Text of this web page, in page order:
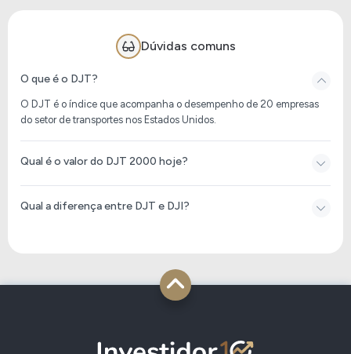
Dúvidas comuns
O que é o DJT?
O DJT é o índice que acompanha o desempenho de 20 empresas
do setor de transportes nos Estados Unidos.
Qual é o valor do DJT 2000 hoje?
Qual a diferença entre DJT e DJI?